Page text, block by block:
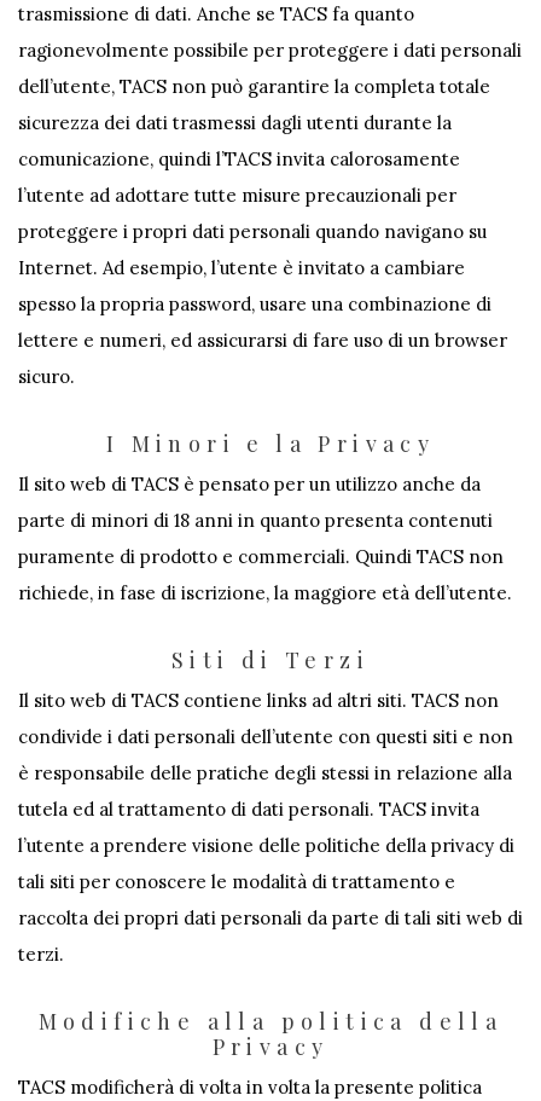
trasmissione di dati. Anche se TACS fa quanto
ragionevolmente possibile per proteggere i dati personali
dell’utente, TACS non può garantire la completa totale
sicurezza dei dati trasmessi dagli utenti durante la
comunicazione, quindi l’TACS invita calorosamente
l’utente ad adottare tutte misure precauzionali per
proteggere i propri dati personali quando navigano su
Internet. Ad esempio, l’utente è invitato a cambiare
spesso la propria password, usare una combinazione di
lettere e numeri, ed assicurarsi di fare uso di un browser
sicuro.
I Minori e la Privacy
Il sito web di TACS è pensato per un utilizzo anche da
parte di minori di 18 anni in quanto presenta contenuti
puramente di prodotto e commerciali. Quindi TACS non
richiede, in fase di iscrizione, la maggiore età dell’utente.
Siti di Terzi
Il sito web di TACS contiene links ad altri siti. TACS non
condivide i dati personali dell’utente con questi siti e non
è responsabile delle pratiche degli stessi in relazione alla
tutela ed al trattamento di dati personali. TACS invita
l’utente a prendere visione delle politiche della privacy di
tali siti per conoscere le modalità di trattamento e
raccolta dei propri dati personali da parte di tali siti web di
terzi.
Modifiche alla politica della
Privacy
TACS modificherà di volta in volta la presente politica